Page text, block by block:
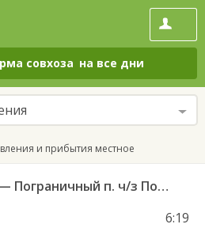
совхоза на все дни
и прибытия местное
133 Калининград АВ — Пограничный п. ч/з Поддубное п.
6:19